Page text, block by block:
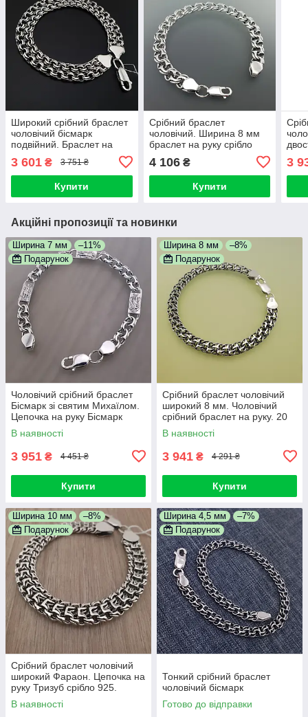
Широкий срібний браслет
чоловічий бісмарк
подвійний. Браслет на
руку срібло 925. Ширина 9
мм. Довжина 18,5 см
3 601 ₴ 3 751 ₴
Купити
Срібний браслет
чоловічий. Ширина 8 мм
браслет на руку срібло
925 бісмарк. Довжина 20
см
4 106₴
Купити
3
Акційні пропозиції та новинки
Ширина 7 мм
–11%
Подарунок
Чоловічий срібний браслет
Бісмарк зі святим Михаїлом.
Цепочка на руку Бісмарк
срібло 925. Ширина 7 мм.
Довжина 21 см
В наявності
3 951 ₴ 4 451 ₴
Купити
Ширина 8 мм
–8%
Подарунок
Срібний браслет чоловічий
широкий 8 мм. Чоловічий
срібний браслет на руку. 20
см
В наявності
3 941 ₴ 4 291 ₴
Купити
Ширина 10 мм
–8%
Подарунок
Срібний браслет чоловічий
широкий Фараон. Цепочка на
руку Тризуб срібло 925.
Ширина 10 мм. 20 см
В наявності
Ширина 4,5 мм
–7%
Подарунок
Тонкий срібний браслет
чоловічий бісмарк
Готово до відправки